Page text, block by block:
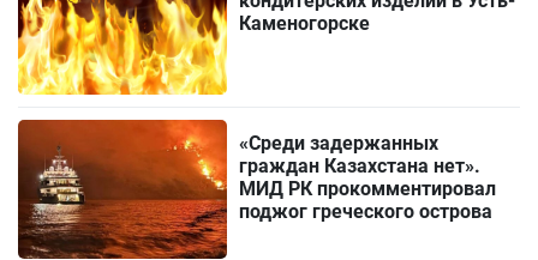
Каменогорске
«Среди задержанных
граждан Казахстана нет».
МИД РК прокомментировал
поджог греческого острова